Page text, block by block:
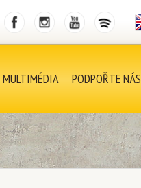
MULTIMÉDIA PODPOŘTE NÁS